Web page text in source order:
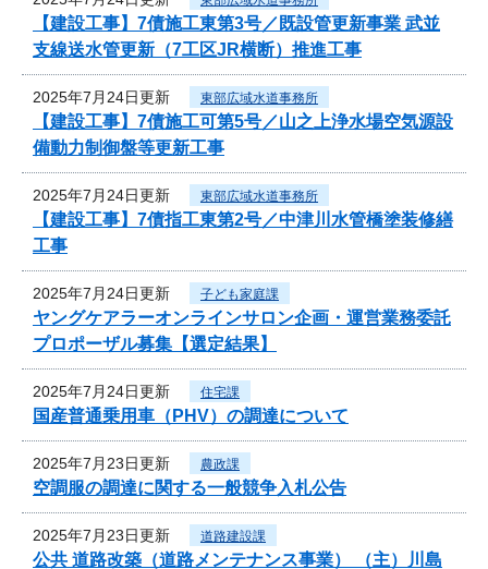
【建設工事】7債施工東第3号／既設管更新事業 武並
支線送水管更新（7工区JR横断）推進工事
2025年7月24日更新 東部広域水道事務所
【建設工事】7債施工可第5号／山之上浄水場空気源設
備動力制御盤等更新工事
2025年7月24日更新 東部広域水道事務所
【建設工事】7債指工東第2号／中津川水管橋塗装修繕
工事
2025年7月24日更新 子ども家庭課
ヤングケアラーオンラインサロン企画・運営業務委託
プロポーザル募集【選定結果】
2025年7月24日更新 住宅課
国産普通乗用車（PHV）の調達について
2025年7月23日更新 農政課
空調服の調達に関する一般競争入札公告
2025年7月23日更新 道路建設課
公共 道路改築（道路メンテナンス事業） （主）川島